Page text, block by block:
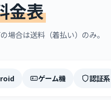
金表
場合は送料（着払い）のみ。
ゲーム機 認証系